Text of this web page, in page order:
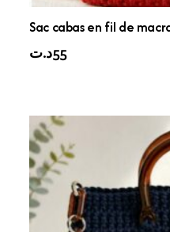
Sac cabas en fil de
55د.ت